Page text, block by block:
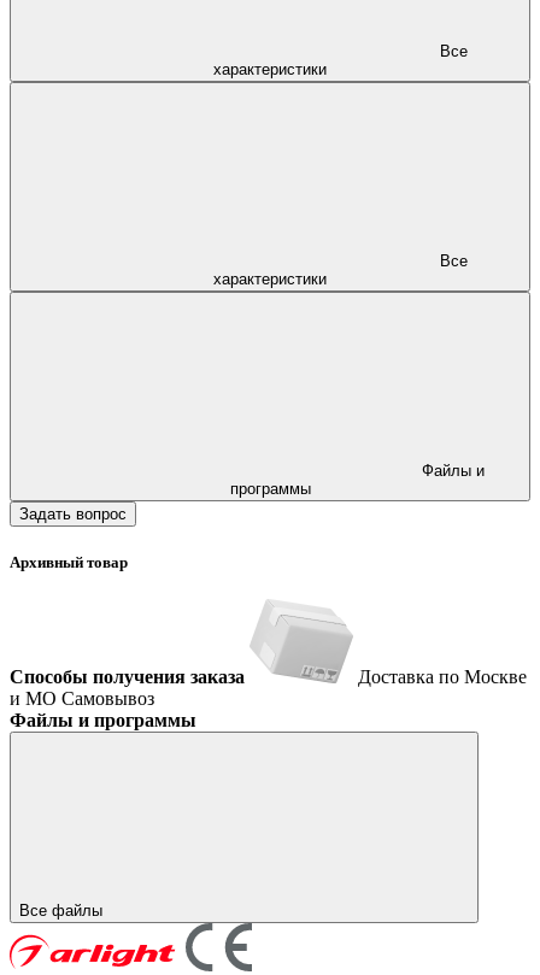
характеристики
характеристики
программы
Задать вопрос
Архивный товар
Способы получения заказа
Доставка по Москве
и МО Самовывоз
Файлы и программы
Все файлы